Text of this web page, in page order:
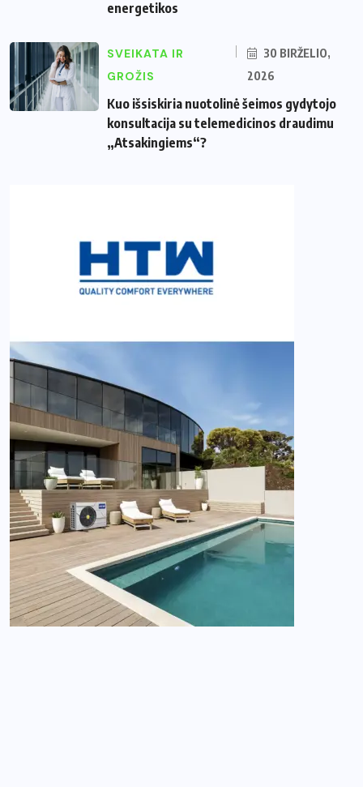
energetikos
SVEIKATA IR
GROŽIS
30 BIRŽELIO,
2026
Kuo išsiskiria nuotolinė šeimos gydytojo
konsultacija su telemedicinos draudimu
„Atsakingiems“?